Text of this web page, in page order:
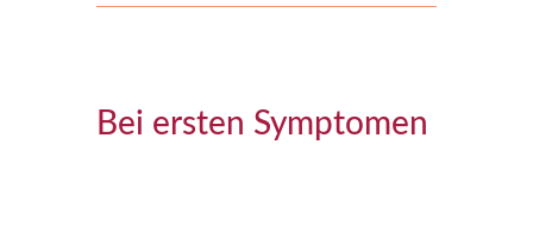
Bei ersten Symptomen